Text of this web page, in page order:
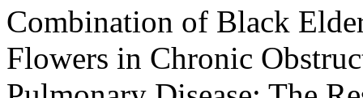
Combination of Black
Flowers in Chronic